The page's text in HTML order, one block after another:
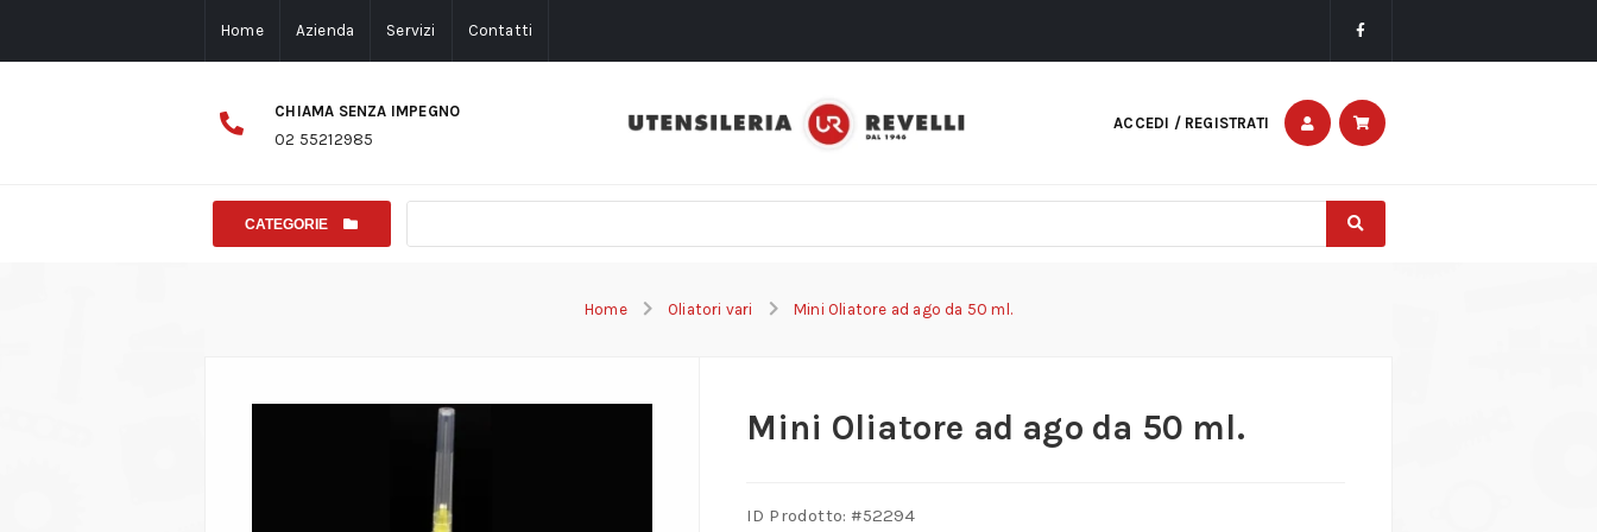
Home Azienda Servizi Contatti
CHIAMA SENZA IMPEGNO
02 55212985
ACCEDI / REGISTRATI
CATEGORIE
Home Oliatori vari Mini Oliatore ad ago da 50 ml.
Mini Oliatore ad ago da 50 ml.
ID Prodotto: #52294